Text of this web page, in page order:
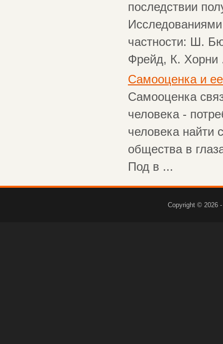
последствии
частности: Ш.
Фрейд, К. Хорни
Самооценка и
Самооценка
человека -
человека найти
общества в
Под в ...
Copyright © 2026